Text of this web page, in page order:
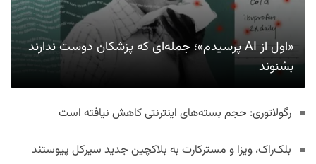
«اول از AI پرسیدم»؛ جمله‌ای که پزشکان دوست ندارند
بشنوند
رگولاتوری: حجم بسته‌های اینترنتی کاهش نیافته است
بلک‌راک، ویزا و مسترکارت به بلاکچین جدید سیرکل پیوستند